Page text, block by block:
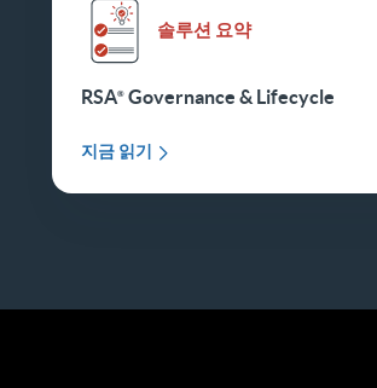
솔루션 요약
RSA Governance & Lifecycle
지금 읽기